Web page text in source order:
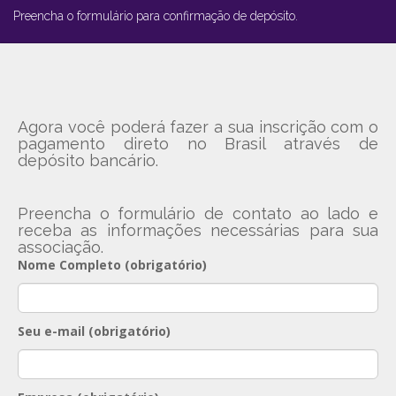
Preencha o formulário para confirmação de depósito.
Agora você poderá fazer a sua inscrição com o
pagamento direto no Brasil através de
depósito bancário.
Preencha o formulário de contato ao lado e
receba as informações necessárias para sua
associação.
Nome Completo (obrigatório)
Seu e-mail (obrigatório)